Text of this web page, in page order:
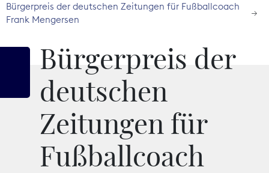
Der BDZV
Service
Digitales
Kommunikation
Bürgerpreis der deutschen Zeitungen für Fußballcoach
Frank Mengersen
Bürgerpreis der
deutschen
Zeitungen für
Fußballcoach